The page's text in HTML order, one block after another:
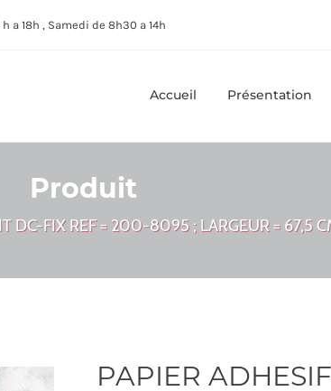
a 18h , Samedi de 8h30 a 14h
Accueil Présentation
Produit
DC-FIX REF = 200-8095 ; LARGEUR = 67,5
PAPIER